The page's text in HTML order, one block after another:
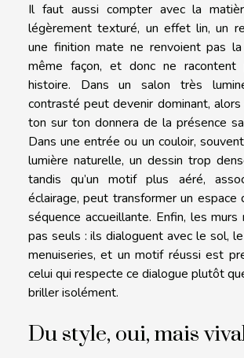
Il faut aussi compter avec la
légèrement texturé, un effet lin, un
une finition mate ne renvoient pas
même façon, et donc ne racontent
histoire. Dans un salon très
contrasté peut devenir dominant, alors
ton sur ton donnera de la présence
Dans une entrée ou un couloir,
lumière naturelle, un dessin trop
tandis qu’un motif plus aéré,
éclairage, peut transformer un espace
séquence accueillante. Enfin, les
pas seuls : ils dialoguent avec le sol,
menuiseries, et un motif réussi est
celui qui respecte ce dialogue plutôt
briller isolément.
Du style, oui, mais